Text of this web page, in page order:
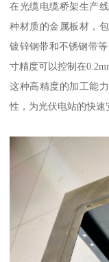
在光缆电缆桥架生产
种材质的金属板材，
镀锌钢带和不锈钢带
寸精度可以控制在
这种高精度的加工能
性，为光伏电站的快速